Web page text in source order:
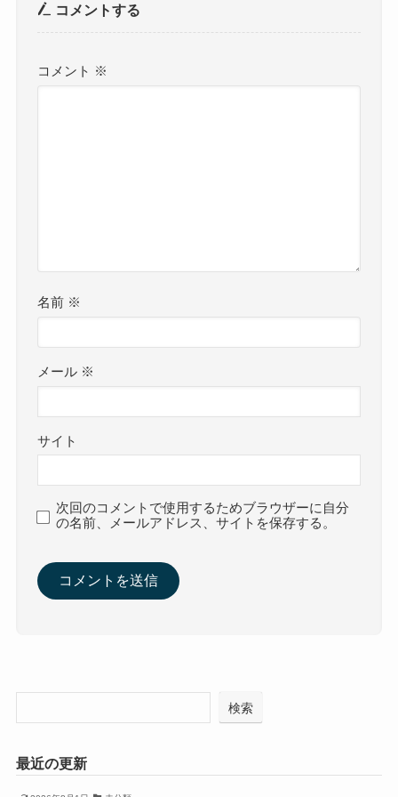
コメントする
コメント ※
名前 ※
メール ※
サイト
次回のコメントで使用するためブラウザーに自分
の名前、メールアドレス、サイトを保存する。
検索
最近の更新